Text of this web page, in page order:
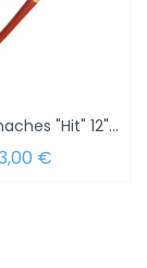
Cortarremaches "Hit" 12" (300 mm.)
€